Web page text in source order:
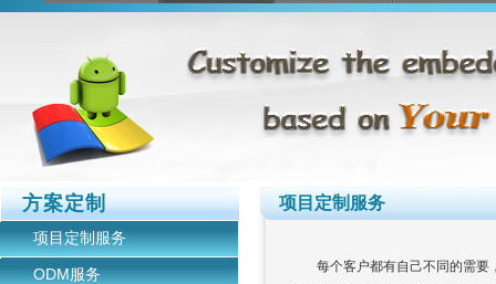
方案定制
项目定制服务
ODM服务
项目定制服务
每个客户都有自己不同的需要，